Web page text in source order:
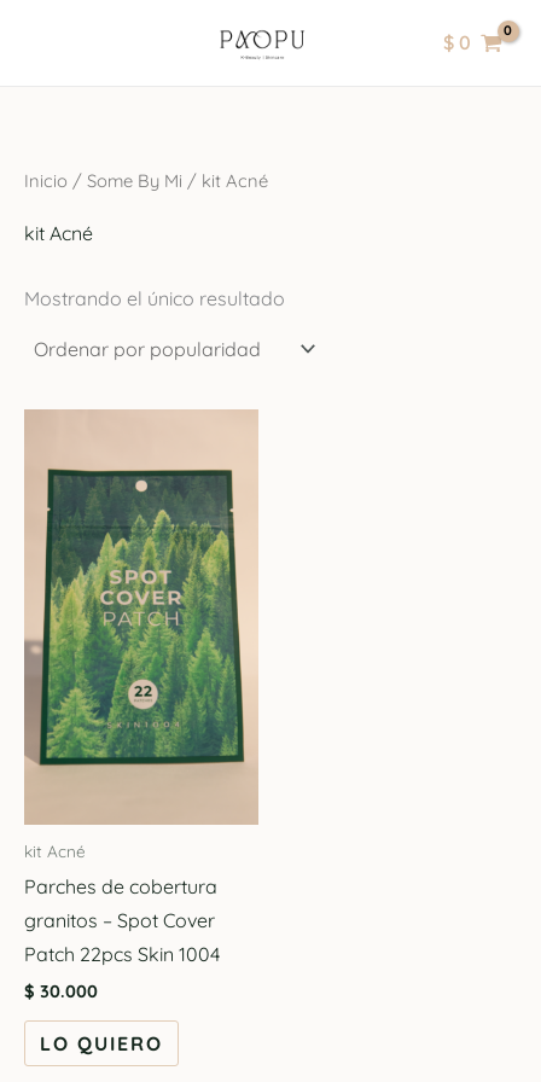
$0
Inicio / Some By Mi / kit Acné
kit Acné
Mostrando el único resultado
kit Acné
Parches de cobertura
granitos – Spot Cover
Patch 22pcs Skin 1004
$ 30.000
LO QUIERO